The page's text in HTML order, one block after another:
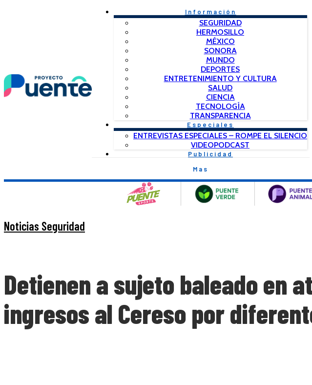
Información
SEGURIDAD
HERMOSILLO
MÉXICO
SONORA
MUNDO
DEPORTES
ENTRETENIMIENTO Y CULTURA
SALUD
CIENCIA
TECNOLOGÍA
TRANSPARENCIA
Especiales
ENTREVISTAS ESPECIALES – ROMPE EL SILENCIO
VIDEOPODCAST
Publicidad
Mas
Noticias Seguridad
Detienen a sujeto baleado en
ingresos al Cereso por